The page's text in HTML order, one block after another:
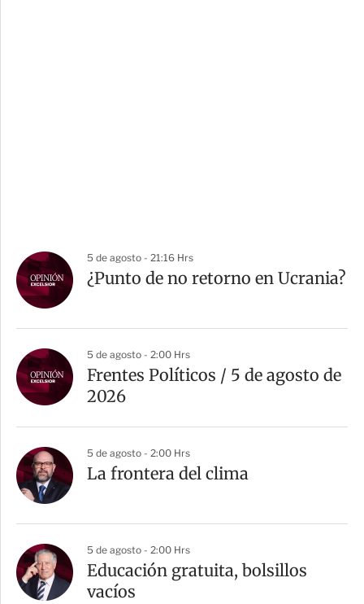
5 de agosto - 21:16 Hrs
¿Punto de no retorno en Ucrania?
5 de agosto - 2:00 Hrs
Frentes Políticos / 5 de agosto de
2026
5 de agosto - 2:00 Hrs
La frontera del clima
5 de agosto - 2:00 Hrs
Educación gratuita, bolsillos
vacíos